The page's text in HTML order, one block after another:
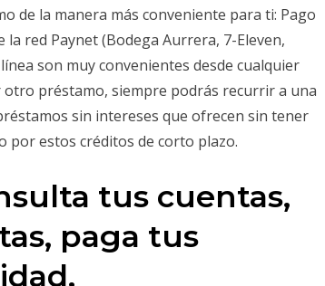
de la manera más conveniente para ti: Pago
red Paynet (Bodega Aurrera, 7-Eleven,
son muy convenientes desde cualquier
préstamo, siempre podrás recurrir a una
sin intereses que ofrecen sin tener
por estos créditos de corto plazo.
tus cuentas,
paga tus